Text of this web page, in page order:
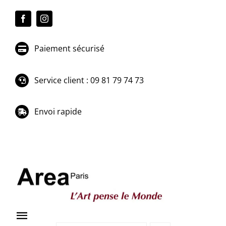
Paiement sécurisé
Service client : 09 81 79 74 73
Envoi rapide